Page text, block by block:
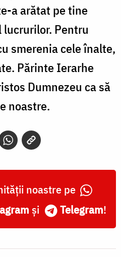
a arătat pe tine
Pentru
smerenia cele înalte,
Părinte Ierarhe
Dumnezeu ca să
noastre.
noastre pe
și Telegram!